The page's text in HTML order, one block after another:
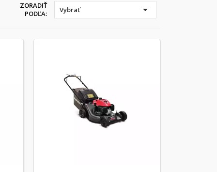
ZORADIŤ
PODĽA:
Vybrať 